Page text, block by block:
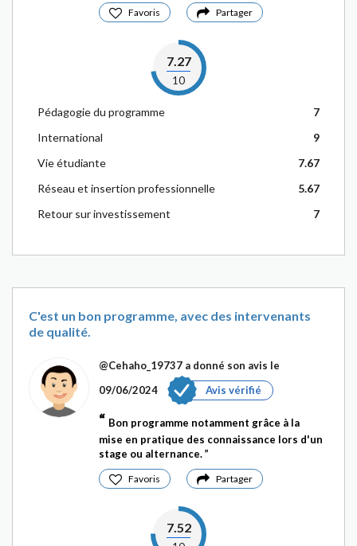
Favoris Partager
7.27
10
Pédagogie du programme
7
International
9
Vie étudiante
7.67
Réseau et insertion professionnelle
5.67
Retour sur investissement
7
C'est un bon programme, avec des intervenants
de qualité.
@Cehaho_19737 a donné son avis le
09/06/2024
Avis vérifié
Bon programme notamment grâce à la
mise en pratique des connaissance lors d'un
stage ou alternance.
Favoris Partager
7.52